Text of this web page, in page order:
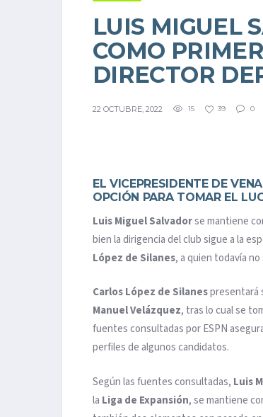
LUIS MIGUEL
COMO
DIRECTOR
22 OCTUBRE, 2022 15 39 0
EL VICEPRESIDENTE DE
OPCIÓN PARA TOMAR EL
Luis Miguel Salvadorse mantiene
bien la dirigencia del club sigue a la
López de Silanes, a quien todavía
Carlos López de Silanespresentará
Manuel Velázquez, tras lo cual se
fuentes consultadas por ESPN
perfiles de algunos candidatos.
Según las fuentes consultadas, Luis
la Liga de Expansión, se mantiene